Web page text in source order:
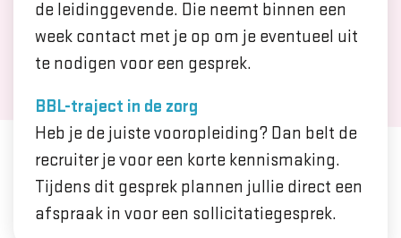
de leidinggevende. Die neemt binnen een
week contact met je op om je eventueel uit
te nodigen voor een gesprek.
BBL-traject in de zorg
Heb je de juiste vooropleiding? Dan belt de
recruiter je voor een korte kennismaking.
Tijdens dit gesprek plannen jullie direct een
afspraak in voor een sollicitatiegesprek.